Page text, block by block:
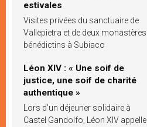
estivales
Visites privées du sanctuaire de
Vallepietra et de deux monastères
bénédictins à Subiaco
Léon XIV : « Une soif de
justice, une soif de charité
authentique »
Lors d’un déjeuner solidaire à
Castel Gandolfo, Léon XIV appelle